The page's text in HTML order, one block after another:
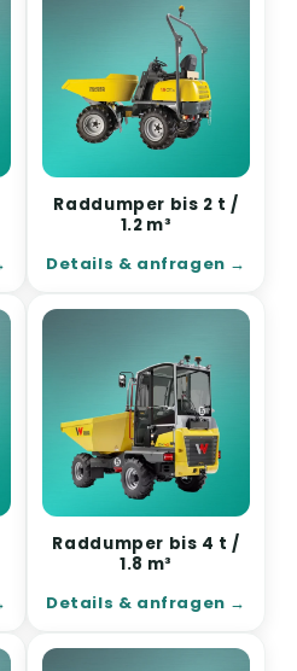
Raddumper bis 2 t /
1.2 m³
Details & anfragen
Raddumper bis 4 t /
1.8 m³
Details & anfragen